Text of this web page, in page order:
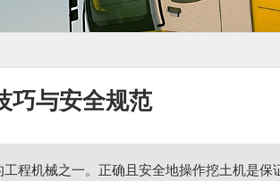
巧与安全规范
程机械之一。正确且安全地操作挖土机是保